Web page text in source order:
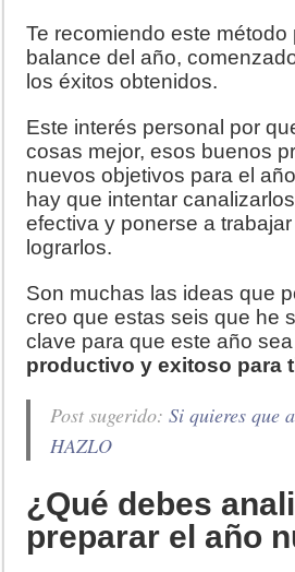
Te recomiendo este método
balance del año,
los éxitos obtenidos.
Este interés personal por
cosas mejor, esos buenos
nuevos objetivos para el
hay que intentar
efectiva y ponerse a
lograrlos.
Son muchas las ideas que
creo que estas seis que he
clave para que este año
productivo y exitoso para
Post sugerido:Si quieres que
HAZLO
¿Qué debes
preparar el año